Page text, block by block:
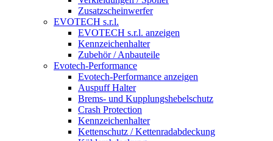
Zusatzscheinwerfer
EVOTECH s.r.l.
EVOTECH s.r.l. anzeigen
Kennzeichenhalter
Zubehör / Anbauteile
Evotech-Performance
Evotech-Performance anzeigen
Auspuff Halter
Brems- und Kupplungshebelschutz
Crash Protection
Kennzeichenhalter
Kettenschutz / Kettenradabdeckung